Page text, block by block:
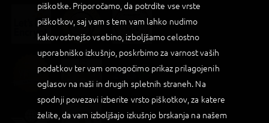
piškotke. Priporočamo, da potrdite vse vrste
piškotkov, saj vam s tem vam lahko nudimo
kakovostnejšo vsebino, izboljšamo celostno
uporabniško izkušnjo, poskrbimo za varnost vaših
podatkov ter vam omogočimo prikaz prilagojenih
oglasov na naši in drugih spletnih straneh. Na
spodnji povezavi izberite vrsto piškotkov, za katere
želite, da vam izboljšajo izkušnjo brskanja na našem